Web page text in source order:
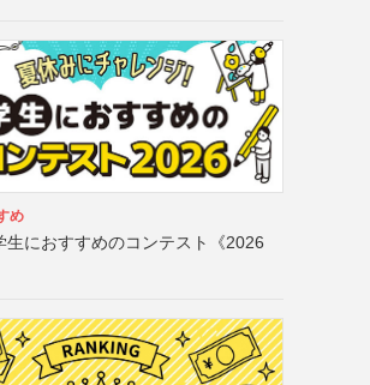
め
生におすすめのコンテスト《2026